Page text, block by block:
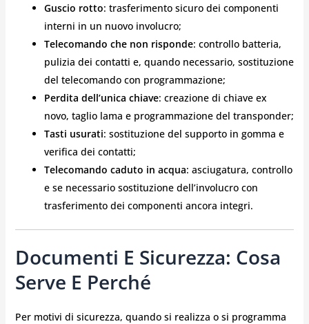
Guscio rotto: trasferimento sicuro dei componenti
interni in un nuovo involucro;
Telecomando che non risponde: controllo batteria,
pulizia dei contatti e, quando necessario, sostituzione
del telecomando con programmazione;
Perdita dell’unica chiave: creazione di chiave ex
novo, taglio lama e programmazione del transponder;
Tasti usurati: sostituzione del supporto in gomma e
verifica dei contatti;
Telecomando caduto in acqua: asciugatura, controllo
e se necessario sostituzione dell’involucro con
trasferimento dei componenti ancora integri.
Documenti E Sicurezza: Cosa
Serve E Perché
Per motivi di sicurezza, quando si realizza o si programma